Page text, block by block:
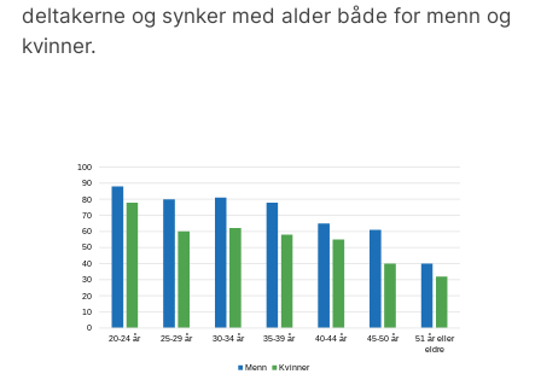
deltakerne og synker med alder både for menn og
kvinner.